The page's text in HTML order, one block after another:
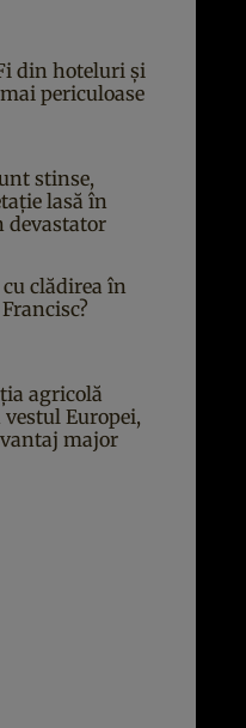
din hoteluri și
periculoase
stinse,
lasă în
devastator
clădirea în
agricolă
Europei,
major